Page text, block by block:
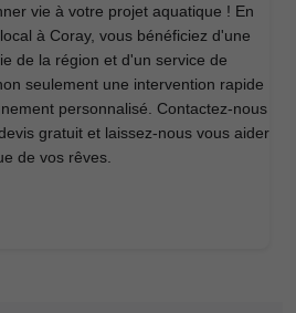
vie à votre projet aquatique ! En
à Coray, vous bénéficiez d'une
de la région et d'un service de
seulement une intervention rapide
personnalisé. Contactez-nous
gratuit et laissez-nous vous aider
de vos rêves.